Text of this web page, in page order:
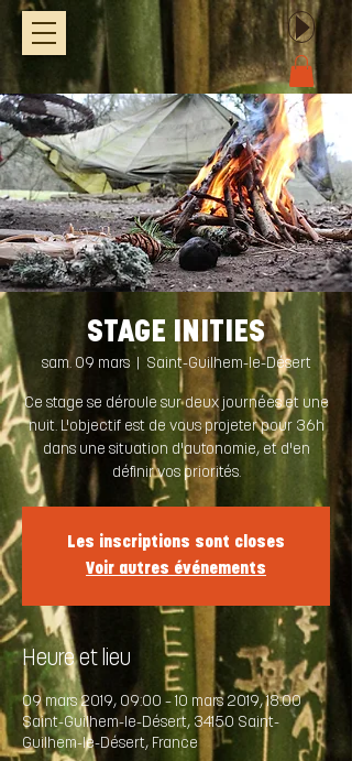
STAGE INITIES
sam. 09 mars
  |
Saint-Guilhem-le-Désert
Ce stage se déroule sur deux journées et une
nuit. L'objectif est de vous projeter pour 36h
dans une situation d'autonomie, et d'en
définir vos priorités.
Les inscriptions sont closes
Voir autres événements
Heure et lieu
09 mars 2019, 09:00 – 10 mars 2019, 18:00
Saint-Guilhem-le-Désert, 34150 Saint-
Guilhem-le-Désert, France